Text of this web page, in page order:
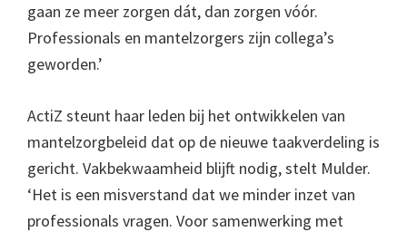
gaan ze meer zorgen dát, dan zorgen vóór.
Professionals en mantelzorgers zijn collega’s
geworden.’
ActiZ steunt haar leden bij het ontwikkelen van
mantelzorgbeleid dat op de nieuwe taakverdeling is
gericht. Vakbekwaamheid blijft nodig, stelt Mulder.
‘Het is een misverstand dat we minder inzet van
professionals vragen. Voor samenwerking met